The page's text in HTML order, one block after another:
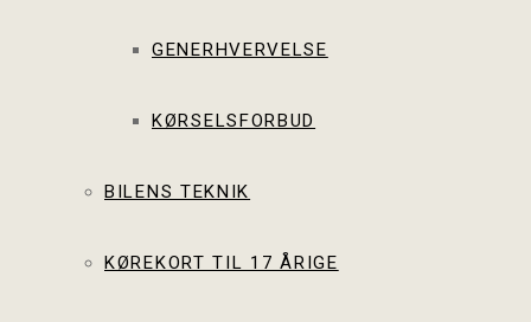
GENERHVERVELSE
KØRSELSFORBUD
BILENS TEKNIK
KØREKORT TIL 17 ÅRIGE